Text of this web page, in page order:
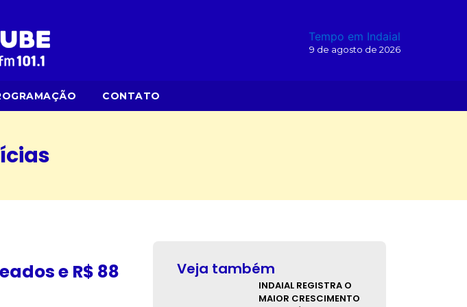
Tempo em Indaial
9 de agosto de 2026
CONTATO
e R$ 88
Veja também
INDAIAL REGISTRA O
MAIOR CRESCIMENTO